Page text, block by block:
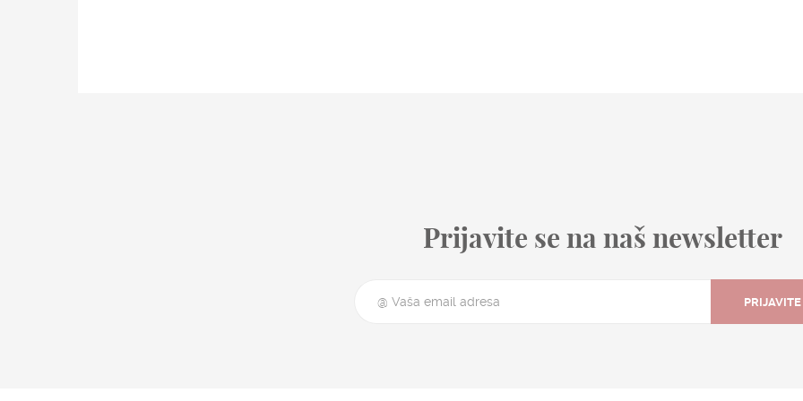
Prijavite se na naš newsletter
PRIJAVITE